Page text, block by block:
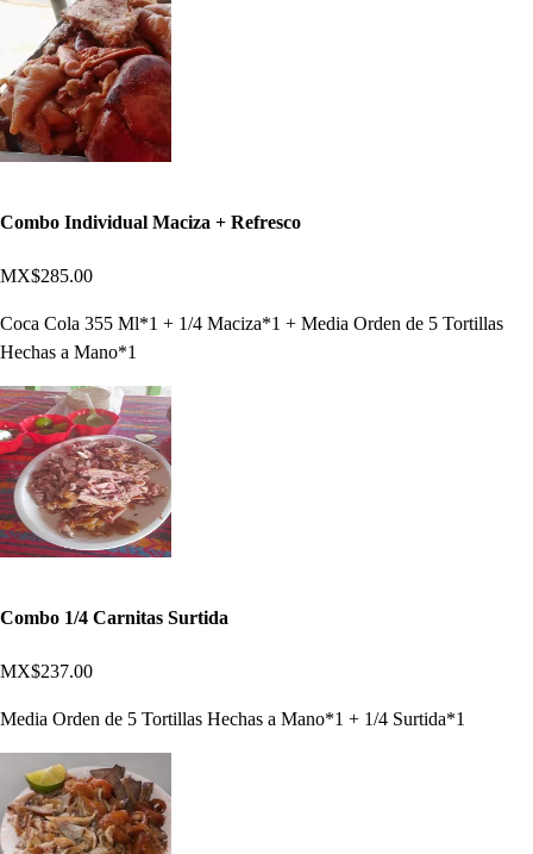
Combo Individual Maciza + Refresco
MX$285.00
Coca Cola 355 Ml*1 + 1/4 Maciza*1 + Media Orden de 5 Tortillas
Hechas a Mano*1
Combo 1/4 Carnitas Surtida
MX$237.00
Media Orden de 5 Tortillas Hechas a Mano*1 + 1/4 Surtida*1